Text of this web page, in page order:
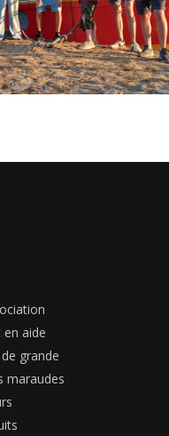
DU LUNDI
2026
aide
grande
maraudes